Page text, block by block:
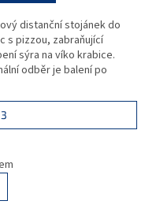
distanční stojánek do
s pizzou, zabraňující
sýra na víko krabice.
odběr je balení po